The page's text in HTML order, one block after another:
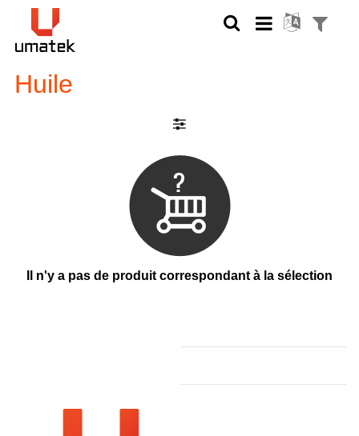
Huile
Il n'y a pas de produit correspondant à la sélection